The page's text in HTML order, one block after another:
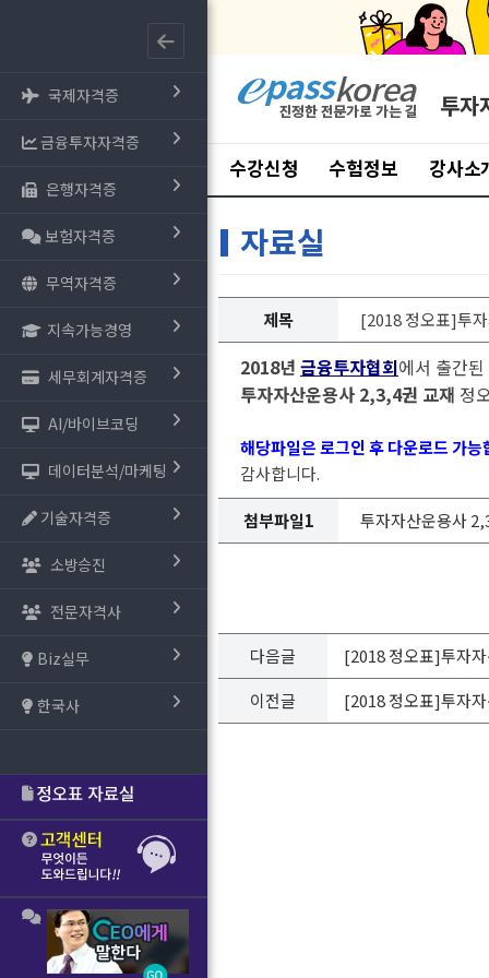
국제자격증
금융투자자격증
은행자격증
보험자격증
무역자격증
지속가능경영
세무회계자격증
AI/바이브코딩
데이터분석/마케팅
기술자격증
소방승진
전문자격사
Biz실무
한국사
투자
수강신청 수험정보 강사소
자료실
제목 [2018 정오표]투
2018년 금융투자협회에서 출간된
투자자산운용사 2,3,4권 교재 정
해당파일은 로그인 후 다운로드 가능
감사합니다.
첨부파일1 투자자산운용사
다음글
[2018 정오표]투자
이전글
[2018 정오표]투자